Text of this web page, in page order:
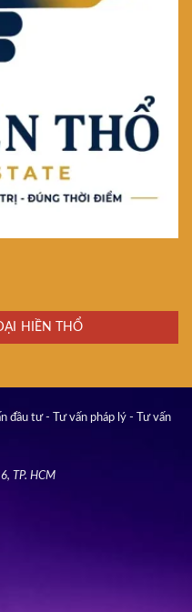
HIỀN THỔ
đầu tư - Tư vấn pháp lý - Tư vấn
TP. HCM